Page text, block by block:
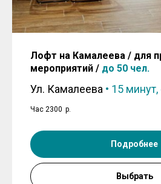
Лофт на Камалеева / для
мероприятий / до 50 чел.
Ул. Камалеева • 15 минут,
Час 2300 р.
Подробнее
Выбрать